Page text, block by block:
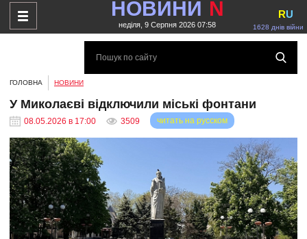
НОВИНИ N
неділя, 9 Серпня 2026 07:58 1628 днів війни
RU
ГОЛОВНА НОВИНИ
У Миколаєві відключили міські фонтани
08.05.2026 в 17:00 3509 читать на русском